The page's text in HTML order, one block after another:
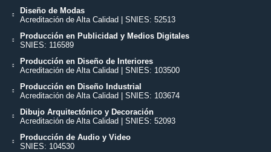
Diseño de Modas
Acreditación de Alta Calidad | SNIES: 52513
Producción en Publicidad y Medios Digitales
SNIES: 116589
Producción en Diseño de Interiores
Acreditación de Alta Calidad | SNIES: 103500
Producción en Diseño Industrial
Acreditación de Alta Calidad | SNIES: 103674
Dibujo Arquitectónico y Decoración
Acreditación de Alta Calidad | SNIES: 52093
Producción de Audio y Video
SNIES: 104530